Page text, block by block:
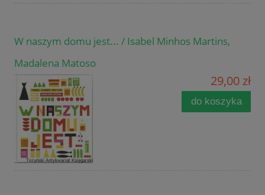
W naszym domu jest... / Isabel Minhos Martins,
Madalena Matoso
29,00 zł
do koszyka